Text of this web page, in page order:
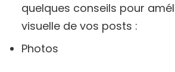
quelques conseils pour
visuelle de vos posts :
Photos